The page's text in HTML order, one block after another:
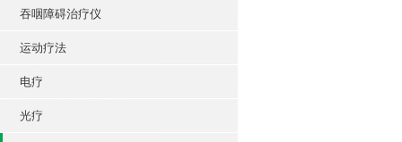
吞咽障碍治疗仪
运动疗法
电疗
光疗